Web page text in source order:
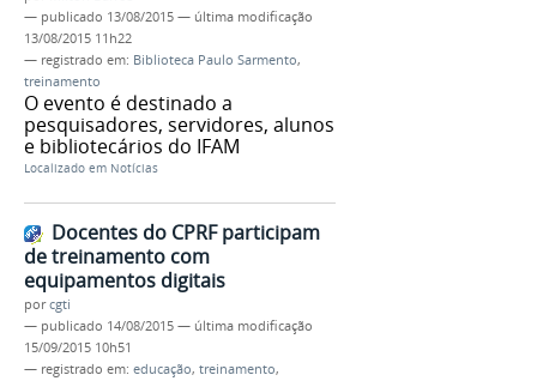
— publicado 13/08/2015 — última modificação
13/08/2015 11h22
— registrado em: Biblioteca Paulo Sarmento,
treinamento
O evento é destinado a
pesquisadores, servidores, alunos
e bibliotecários do IFAM
Localizado em Notícias
Docentes do CPRF participam
de treinamento com
equipamentos digitais
porcgti
— publicado 14/08/2015 — última modificação
15/09/2015 10h51
— registrado em: educação, treinamento,